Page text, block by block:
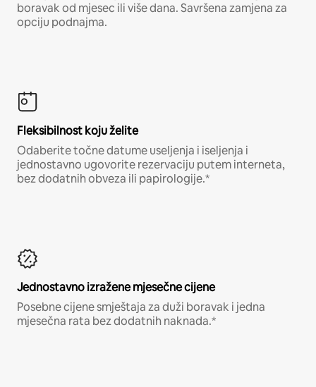
boravak od mjesec ili više dana. Savršena zamjena za
opciju podnajma.
Fleksibilnost koju želite
Odaberite točne datume useljenja i iseljenja i
jednostavno ugovorite rezervaciju putem interneta,
bez dodatnih obveza ili papirologije.*
Jednostavno izražene mjesečne cijene
Posebne cijene smještaja za duži boravak i jedna
mjesečna rata bez dodatnih naknada.*